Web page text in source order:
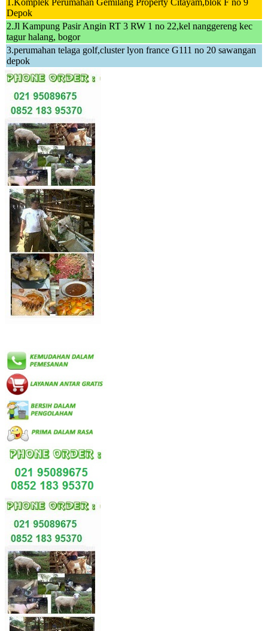
Depok
2.Jl Kampung Pasir Angin RT 3 RW 1 no 22,kel nanggereng kec
tagur halang, bogor
3.perumahan telaga golf,cluster lyon france G111 no 20 sawangan
depok